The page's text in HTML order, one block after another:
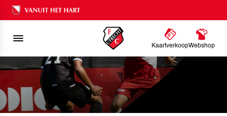
Ons nalatenschap
KaartverkoopWebshop